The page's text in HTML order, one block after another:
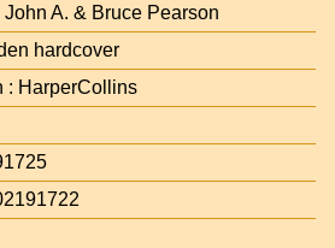
John A. & Bruce Pearson
hardcover
: HarperCollins